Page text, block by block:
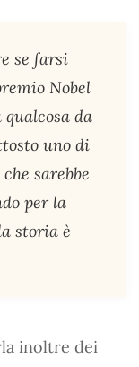
se farsi
Nobel
da
uno di
sarebbe
per la
storia è
inoltre dei